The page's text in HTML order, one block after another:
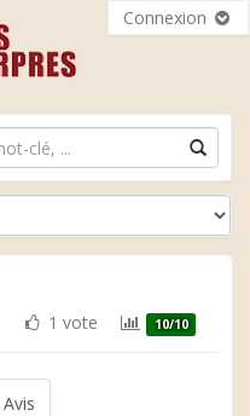
Connexion
1 vote 10/10
Avis